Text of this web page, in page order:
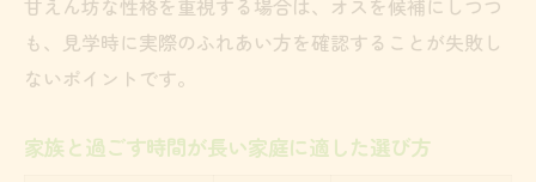
も、見学時に実際のふれあい方を確認することが失敗し
ないポイントです。
家族と過ごす時間が長い家庭に適した選び方